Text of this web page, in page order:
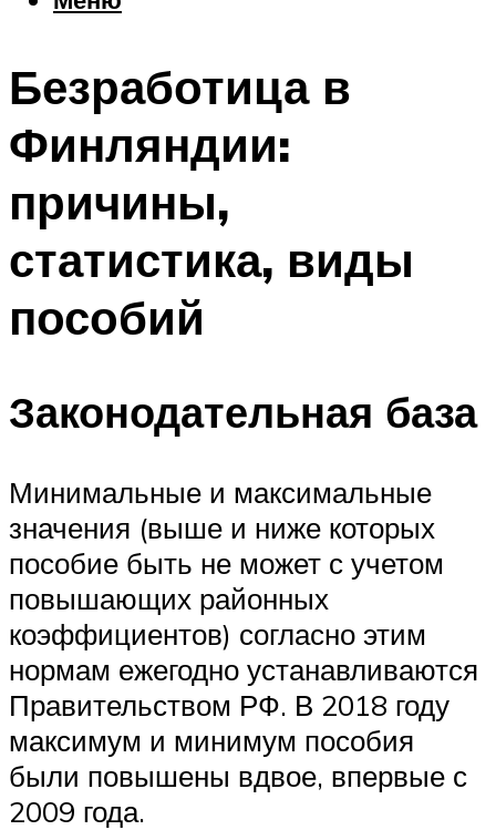
Шоппинг
Что посетить
Меню
Безработица в
Финляндии:
причины,
статистика, виды
пособий
Законодательная база
Минимальные и максимальные
значения (выше и ниже которых
пособие быть не может с учетом
повышающих районных
коэффициентов) согласно этим
нормам ежегодно устанавливаются
Правительством РФ. В 2018 году
максимум и минимум пособия
были повышены вдвое, впервые с
2009 года.